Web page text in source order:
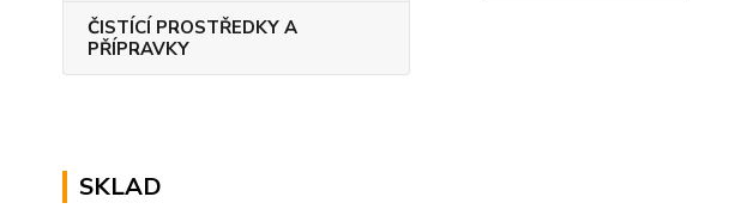
ČISTÍCÍ PROSTŘEDKY A
PŘÍPRAVKY
SKLAD